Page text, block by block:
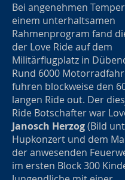
Bei angenehmen
einem unterhaltsamen
Rahmenprogram fand
der Love Ride auf dem
Militärflugplatz in
Rund 6000
fuhren blockweise den
langen Ride out. Der
Ride Botschafter war
Janosch Herzog(Bild
Hupkonzert und dem
der anwesenden
im ersten Block 300